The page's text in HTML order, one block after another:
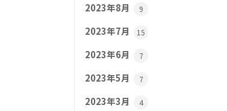
2023年8月 9
2023年7月 15
2023年6月 7
2023年5月 7
2023年3月 4